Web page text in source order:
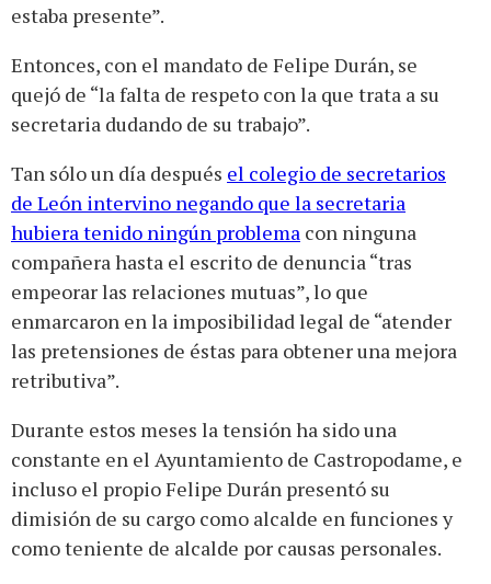
estaba presente”.
Entonces, con el mandato de Felipe Durán, se
quejó de “la falta de respeto con la que trata a su
secretaria dudando de su trabajo”.
Tan sólo un día después el colegio de secretarios
de León intervino negando que la secretaria
hubiera tenido ningún problema con ninguna
compañera hasta el escrito de denuncia “tras
empeorar las relaciones mutuas”, lo que
enmarcaron en la imposibilidad legal de “atender
las pretensiones de éstas para obtener una mejora
retributiva”.
Durante estos meses la tensión ha sido una
constante en el Ayuntamiento de Castropodame, e
incluso el propio Felipe Durán presentó su
dimisión de su cargo como alcalde en funciones y
como teniente de alcalde por causas personales.